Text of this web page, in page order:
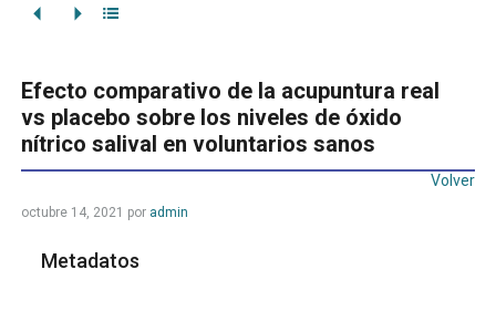
Efecto comparativo de la acupuntura real
vs placebo sobre los niveles de óxido
nítrico salival en voluntarios sanos
Volver
octubre 14, 2021 por admin
Metadatos